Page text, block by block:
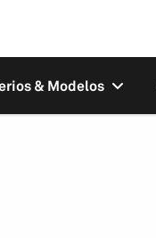
& Modelos